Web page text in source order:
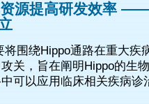
源提高研发效率
围绕Hippo通路在重大疾
关，旨在阐明Hippo的生
可以应用临床相关疾病诊